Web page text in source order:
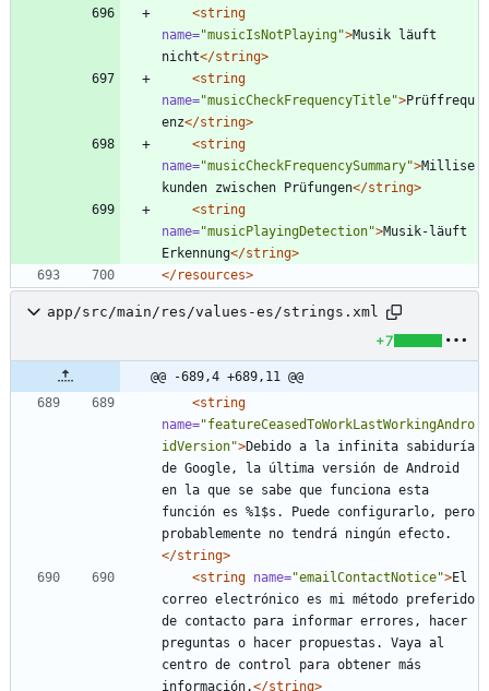
<string
name="musicIsNotPlaying">Musik läuft
nicht</string>
<string
name="musicCheckFrequencyTitle">Prüffrequ
enz</string>
<string
name="musicCheckFrequencySummary">Millise
kunden zwischen Prüfungen</string>
<string
name="musicPlayingDetection">Musik-läuft
Erkennung</string>
</resources>
app/src/main/res/values-es/strings.xml
+7
@@ -689,4 +689,11 @@
<string
name="featureCeasedToWorkLastWorkingAndro
idVersion">Debido a la infinita sabiduría
de Google, la última versión de Android
en la que se sabe que funciona esta
función es %1$s. Puede configurarlo, pero
probablemente no tendrá ningún efecto.
</string>
<string name="emailContactNotice">El
correo electrónico es mi método preferido
de contacto para informar errores, hacer
preguntas o hacer propuestas. Vaya al
centro de control para obtener más
información.</string>